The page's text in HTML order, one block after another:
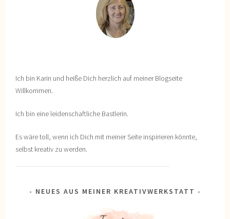
Ich bin Karin und heiße Dich herzlich auf meiner Blogseite
Willkommen.
Ich bin eine leidenschaftliche Bastlerin.
Es wäre toll, wenn ich Dich mit meiner Seite inspirieren könnte,
selbst kreativ zu werden.
NEUES AUS MEINER KREATIVWERKSTATT